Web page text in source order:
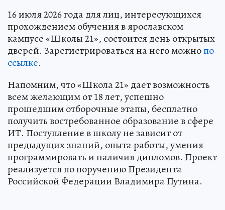
16 июля 2026 года для лиц, интересующихся
прохождением обучения в ярославском
кампусе «Школы 21», состоится день открытых
дверей. Зарегистрироваться на него можнопо
ссылке.
Напомним, что «Школа 21» дает возможность
всем желающим от 18 лет, успешно
прошедшим отборочные этапы, бесплатно
получить востребованное образование в сфере
ИТ. Поступление в школу не зависит от
предыдущих знаний, опыта работы, умения
программировать и наличия дипломов. Проект
реализуется по поручению Президента
Российской Федерации Владимира Путина.